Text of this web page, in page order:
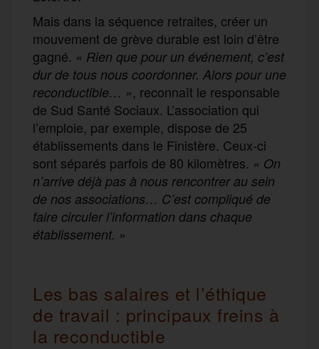
Mais dans la séquence retraites, créer un
mouvement de grève durable est loin d’être
gagné. « Rien que pour un événement, c’est
dur de tous nous coordonner. Alors pour une
reconductible… », reconnaît le responsable
de Sud Santé Sociaux. L’association qui
l’emploie, par exemple, dispose de 25
établissements dans le Finistère. Ceux-ci
sont séparés parfois de 80 kilomètres. « On
n’arrive déjà pas à nous rencontrer au sein
de nos associations… C’est compliqué de
faire circuler l’information dans chaque
établissement. »
Les bas salaires et l’éthique
de travail : principaux freins à
la reconductible